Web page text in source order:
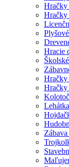
Hračky
Hračky
Hracie
Hračky
Hračky